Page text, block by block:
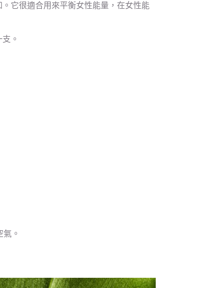
它很適合用來平衡女性能量，在女性能
。
。